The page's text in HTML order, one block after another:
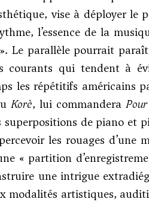
vise à déployer le
l’essence de la
Le parallèle pourrait
courants qui tendent à
les répétitifs américains
Korè, lui commandera
superpositions de piano et
les rouages d’une
« partition
une intrigue
modalités artistiques,